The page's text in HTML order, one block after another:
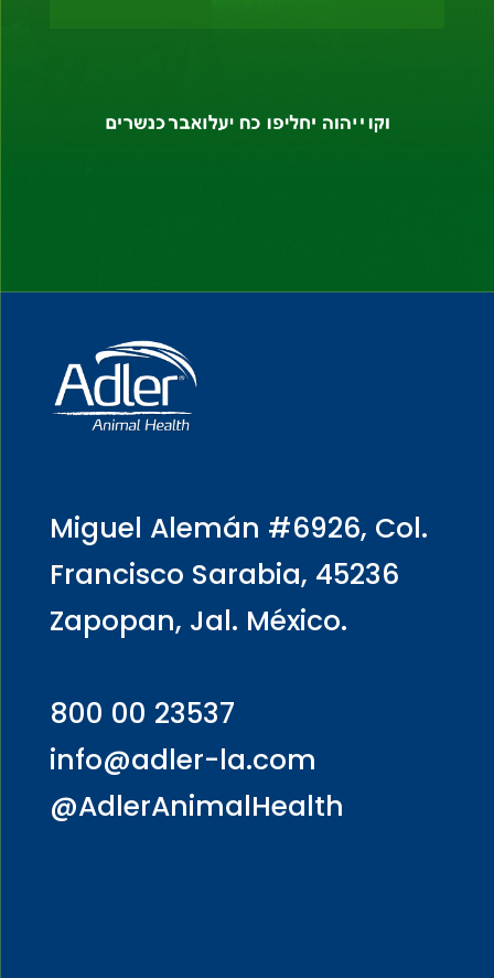
Miguel Alemán #6926, Col.
Francisco Sarabia, 45236
Zapopan, Jal. México.
800 00 23537
info@adler-la.com
@AdlerAnimalHealth